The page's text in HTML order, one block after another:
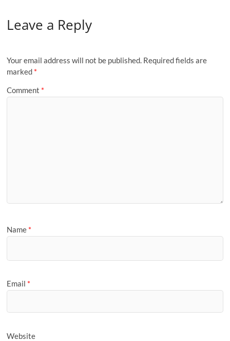
Leave a Reply
Your email address will not be published. Required fields are
marked *
Comment *
Name *
Email *
Website